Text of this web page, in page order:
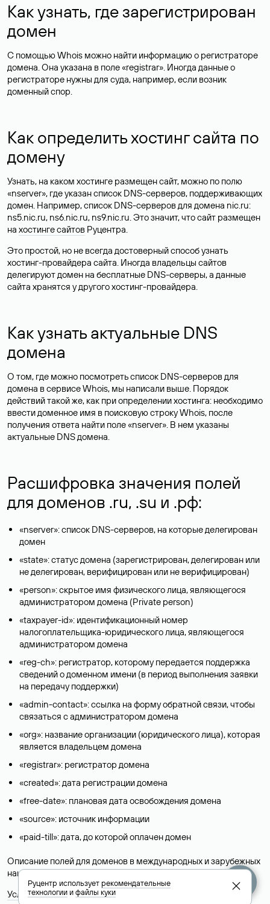
Как узнать, где зарегистрирован
домен
С помощью Whois можно найти информацию о регистраторе
домена. Она указана в поле «registrar». Иногда данные о
регистраторе нужны для суда, например, если возник
доменный спор.
Как определить хостинг сайта по
домену
Узнать, на каком хостинге размещен сайт, можно по полю
«nserver», где указан список DNS-серверов, поддерживающих
домен. Например, список DNS-серверов для домена nic.ru:
ns5.nic.ru, ns6.nic.ru, ns9.nic.ru. Это значит, что сайт размещен
на хостинге сайтов Руцентра.
Это простой, но не всегда достоверный способ узнать
хостинг-провайдера сайта. Иногда владельцы сайтов
делегируют домен на бесплатные DNS-серверы, а данные
сайта хранятся у другого хостинг-провайдера.
Как узнать актуальные DNS
домена
О том, где можно посмотреть список DNS-серверов для
домена в сервисе Whois, мы написали выше. Порядок
действий такой же, как при определении хостинга: необходимо
ввести доменное имя в поисковую строку Whois, после
получения ответа найти поле «nserver». В нем указаны
актуальные DNS домена.
Расшифровка значения полей
для доменов .ru, .su и .рф:
«nserver»: список DNS-серверов, на которые делегирован
домен
«state»: статус домена (зарегистрирован, делегирован или
не делегирован, верифицирован или не верифицирован)
«person»: скрытое имя физического лица, являющегося
администратором домена (Privatе person)
«taxpayer-id»: идентификационный номер
налогоплательщика-юридического лица, являющегося
администратором домена
«reg-ch»: регистратор, которому передается поддержка
сведений о доменном имени (в период выполнения заявки
на передачу поддержки)
«admin-contact»: ссылка на форму обратной связи, чтобы
связаться с администратором домена
«org»: название организации (юридического лица), которая
является владельцем домена
«registrar»: регистратор домена
«created»: дата регистрации домена
«free-date»: плановая дата освобождения домена
«source»: источник информации
«paid-till»: дата, до которой оплачен домен
Описание полей для доменов в международных и зарубежных
национальных доменах представлены в разделе «Помощь».
Условия использования Whois-сервиса
Руцентр используетрекомендательные
технологииифайлы куки